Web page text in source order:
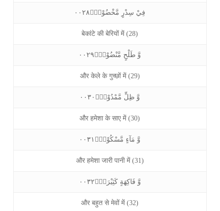
فِيْ سِدْرٍ مَّخْضُوْدٍۙ۰۰۲۸
बेकांटे की बेरियों में (28)
وَّ طَلْحٍ مَّنْضُوْدٍۙ۰۰۲۹
और केले के गुच्छों में (29)
وَّ ظِلٍّ مَّمْدُوْدٍۙ۰۰۳۰
और हमेशा के साए में (30)
وَّ مَآءٍ مَّسْكُوْبٍۙ۰۰۳۱
और हमेशा जारी पानी में (31)
وَّ فَاكِهَةٍ كَثِيْرَةٍۙ۰۰۳۲
और बहुत से मेवों में (32)